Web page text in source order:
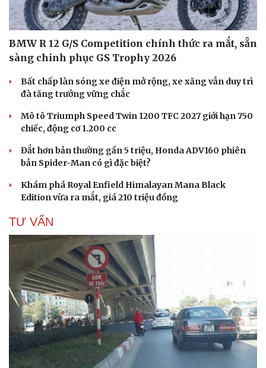
Du lịch
Tư vấn
Săn Tour
check-in
Podcast
Câu chuyện thời sự
Đọc truyện đêm khuya
Cửa sổ tình yêu
Kể chuyện cho bé
Hạt giống tâm hồn
BMW R 12 G/S Competition chính thức ra mắt, sẵn
sàng chinh phục GS Trophy 2026
Bất chấp làn sóng xe điện mở rộng, xe xăng vẫn duy trì
đà tăng trưởng vững chắc
Mô tô Triumph Speed Twin 1200 TFC 2027 giới hạn 750
chiếc, động cơ 1.200 cc
Đắt hơn bản thường gần 5 triệu, Honda ADV160 phiên
bản Spider-Man có gì đặc biệt?
Khám phá Royal Enfield Himalayan Mana Black
Edition vừa ra mắt, giá 210 triệu đồng
TƯ VẤN